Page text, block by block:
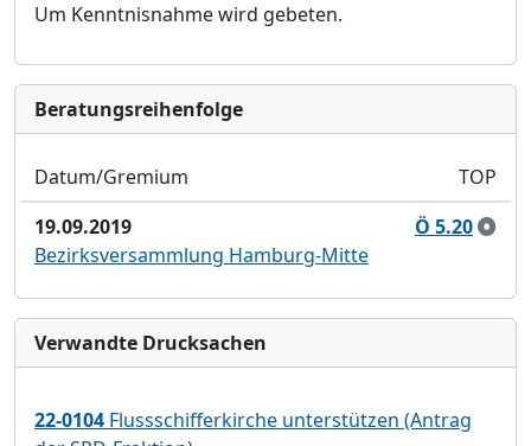
Um Kenntnisnahme wird gebeten.
Bera­tungs­reihen­folge
Datum/Gremium
TOP
19.09.2019
Ö 5.20
Bezirksversammlung Hamburg-Mitte
Verwandte Drucksachen
22-0104 Flussschifferkirche unterstützen (Antrag